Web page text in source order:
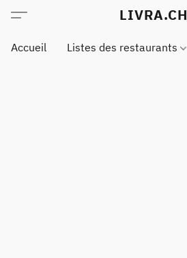
LIVRA.CH
Accueil Listes des restaurants